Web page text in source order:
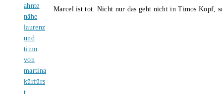
Marcel ist tot. Nicht nur das geht nicht in Timos Kopf,